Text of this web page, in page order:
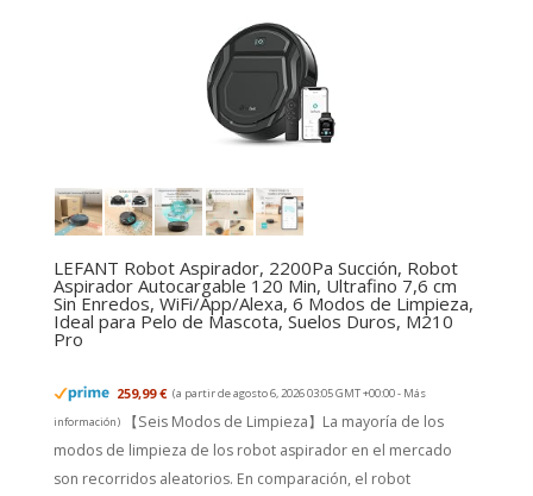
LEFANT Robot Aspirador, 2200Pa Succión, Robot
Aspirador Autocargable 120 Min, Ultrafino 7,6 cm
Sin Enredos, WiFi/App/Alexa, 6 Modos de Limpieza,
Ideal para Pelo de Mascota, Suelos Duros, M210
Pro
259,99 € (a partir de agosto 6, 2026 03:05 GMT +00:00 - Más
información)
【Seis Modos de Limpieza】La mayoría de los
modos de limpieza de los robot aspirador en el mercado
son recorridos aleatorios. En comparación, el robot